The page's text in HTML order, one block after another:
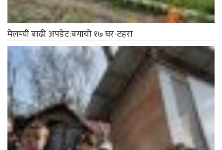
मेलम्ची बाढी अपडेट:बगायो १७ घर-टहरा